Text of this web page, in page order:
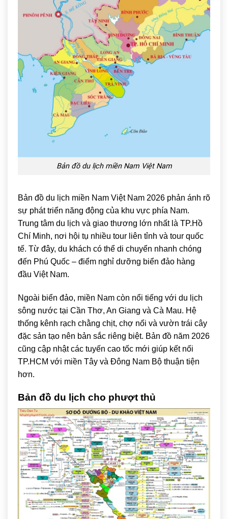
Bản đồ du lịch miền Nam Việt Nam
Bản đồ du lịch miền Nam Việt Nam 2026 phản ánh rõ
sự phát triển năng động của khu vực phía Nam.
Trung tâm du lịch và giao thương lớn nhất là TP.Hồ
Chí Minh, nơi hội tụ nhiều tour liên tỉnh và tour quốc
tế. Từ đây, du khách có thể di chuyển nhanh chóng
đến Phú Quốc – điểm nghỉ dưỡng biển đảo hàng
đầu Việt Nam.
Ngoài biển đảo, miền Nam còn nổi tiếng với du lịch
sông nước tại Cần Thơ, An Giang và Cà Mau. Hệ
thống kênh rạch chằng chịt, chợ nổi và vườn trái cây
đặc sản tạo nên bản sắc riêng biệt. Bản đồ năm 2026
cũng cập nhật các tuyến cao tốc mới giúp kết nối
TP.HCM với miền Tây và Đông Nam Bộ thuận tiện
hơn.
Bản đồ du lịch cho phượt thủ